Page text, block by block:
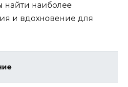
найти наиболее
и вдохновение для